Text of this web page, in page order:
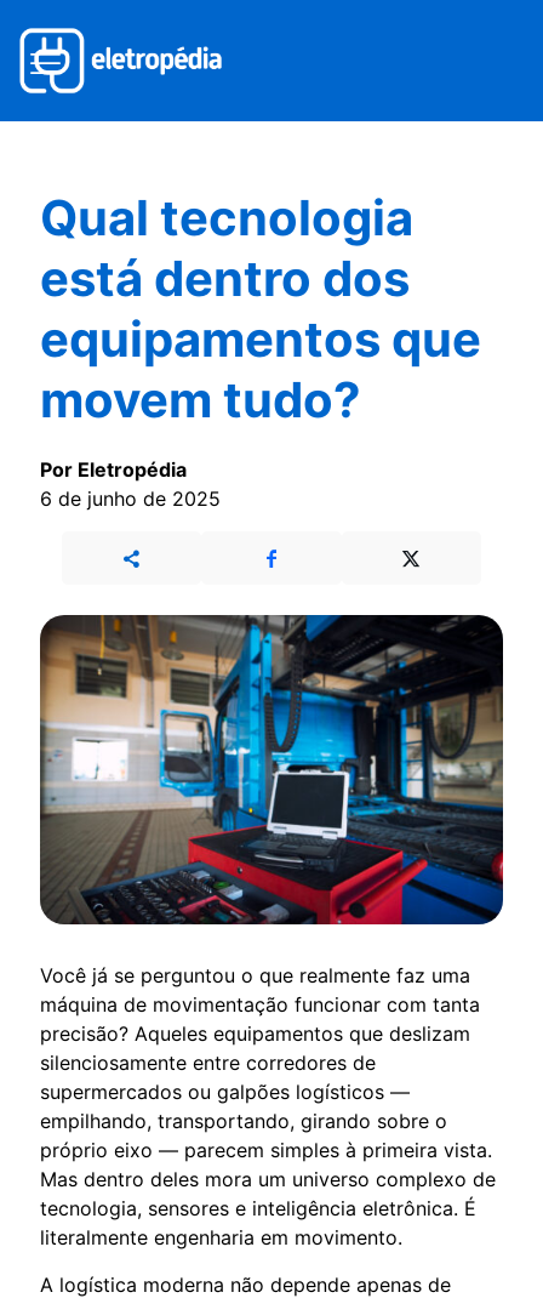
Qual tecnologia
está dentro dos
equipamentos que
movem tudo?
Por Eletropédia
6 de junho de 2025
Você já se perguntou o que realmente faz uma
máquina de movimentação funcionar com tanta
precisão? Aqueles equipamentos que deslizam
silenciosamente entre corredores de
supermercados ou galpões logísticos —
empilhando, transportando, girando sobre o
próprio eixo — parecem simples à primeira vista.
Mas dentro deles mora um universo complexo de
tecnologia, sensores e inteligência eletrônica. É
literalmente engenharia em movimento.
A logística moderna não depende apenas de